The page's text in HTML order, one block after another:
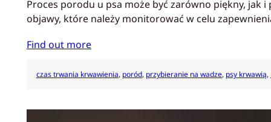
Proces porodu u psa może być zarówno piękny, jak
objawy, które należy monitorować w celu
Find out more
czas trwania krwawienia, poród, przybieranie na wadze, psy krwawią,